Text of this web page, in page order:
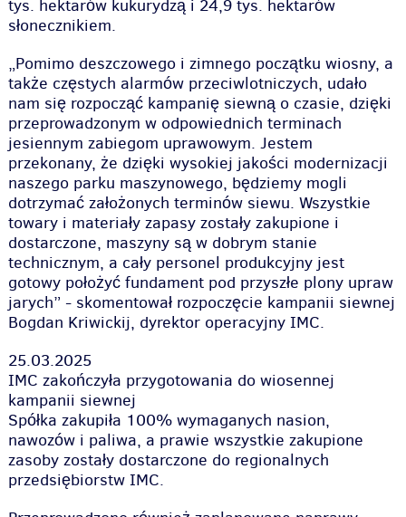
tys. hektarów kukurydzą i 24,9 tys. hektarów
słonecznikiem.
„Pomimo deszczowego i zimnego początku wiosny, a
także częstych alarmów przeciwlotniczych, udało
nam się rozpocząć kampanię siewną o czasie, dzięki
przeprowadzonym w odpowiednich terminach
jesiennym zabiegom uprawowym. Jestem
przekonany, że dzięki wysokiej jakości modernizacji
naszego parku maszynowego, będziemy mogli
dotrzymać założonych terminów siewu. Wszystkie
towary i materiały zapasy zostały zakupione i
dostarczone, maszyny są w dobrym stanie
technicznym, a cały personel produkcyjny jest
gotowy położyć fundament pod przyszłe plony upraw
jarych” - skomentował rozpoczęcie kampanii siewnej
Bogdan Kriwickij, dyrektor operacyjny IMC.
25.03.2025
IMC zakończyła przygotowania do wiosennej
kampanii siewnej
Spółka zakupiła 100% wymaganych nasion,
nawozów i paliwa, a prawie wszystkie zakupione
zasoby zostały dostarczone do regionalnych
przedsiębiorstw IMC.